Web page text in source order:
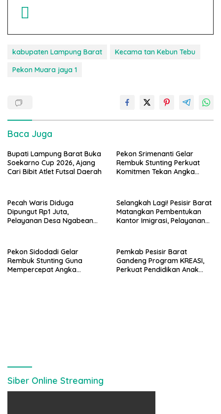
kabupaten Lampung Barat
Kecama tan Kebun Tebu
Pekon Muara jaya 1
Baca Juga
Bupati Lampung Barat Buka
Soekarno Cup 2026, Ajang
Cari Bibit Atlet Futsal Daerah
Pekon Srimenanti Gelar
Rembuk Stunting Perkuat
Komitmen Tekan Angka
Pecah Waris Diduga
Dipungut Rp1 Juta,
Pelayanan Desa Ngabean
Selangkah Lagi! Pesisir Barat
Matangkan Pembentukan
Kantor Imigrasi, Pelayanan
Pekon Sidodadi Gelar
Rembuk Stunting Guna
Mempercepat Angka
Pemkab Pesisir Barat
Gandeng Program KREASI,
Perkuat Pendidikan Anak
Siber Online Streaming